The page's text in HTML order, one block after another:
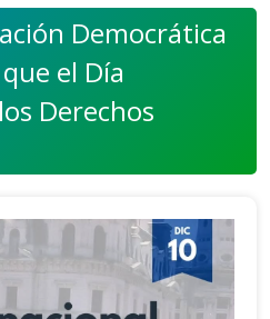
Democrática
el Día
Derechos